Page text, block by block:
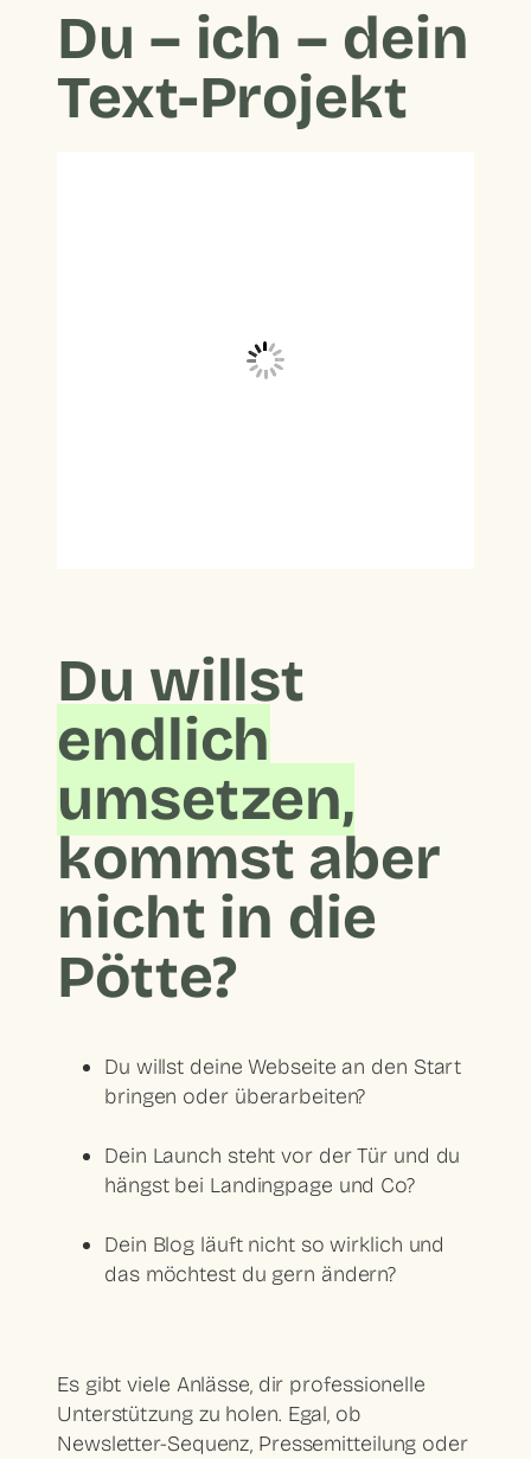
Du – ich – dein
Text-Projekt
Du willst
endlich
umsetzen,
kommst aber
nicht in die
Pötte?
Du willst deine Webseite an den Start
bringen oder überarbeiten?
Dein Launch steht vor der Tür und du
hängst bei Landingpage und Co?
Dein Blog läuft nicht so wirklich und
das möchtest du gern ändern?
Es gibt viele Anlässe, dir professionelle
Unterstützung zu holen. Egal, ob
Newsletter-Sequenz, Pressemitteilung oder